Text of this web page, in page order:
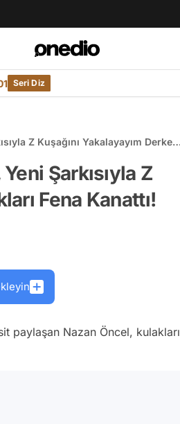
Seri Diz
Z Kuşağını Yakalayayım Derken
Şarkısıyla Z
Fena Kanattı!
paylaşan Nazan Öncel, kulakları